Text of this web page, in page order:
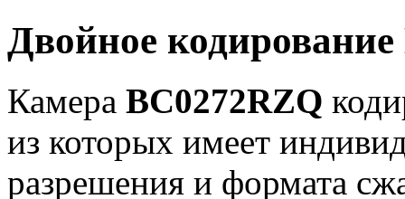
Двойное
Камера BC0272RZQ
из которых имеет
разрешения и формата